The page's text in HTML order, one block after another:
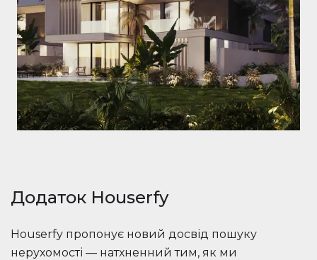
Додаток Houserfy
Houserfy пропонує новий досвід пошуку
нерухомості — натхненний тим, як ми